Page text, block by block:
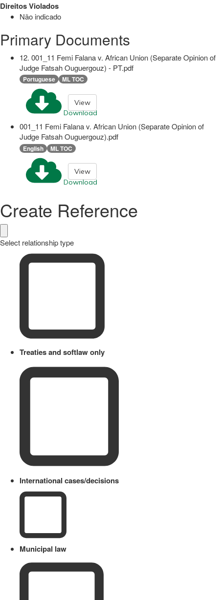
Direitos Violados
Não indicado
Primary Documents
12. 001_11 Femi Falana v. African Union (Separate Opinion of
Judge Fatsah Ouguergouz) - PT.pdf
Portuguese ML TOC
Download
View
001_11 Femi Falana v. African Union (Separate Opinion of
Judge Fatsah Ouguergouz).pdf
English ML TOC
Download
View
Create Reference
Select relationship type
Treaties and softlaw only
International cases/decisions
Municipal law